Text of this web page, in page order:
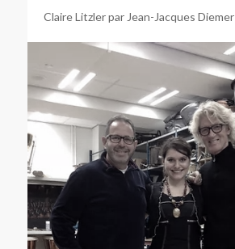
Claire Litzler par Jean-Jacques Diemer